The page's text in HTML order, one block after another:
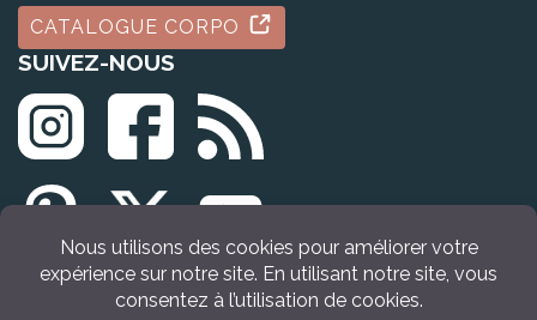
CATALOGUE CORPO
SUIVEZ-NOUS